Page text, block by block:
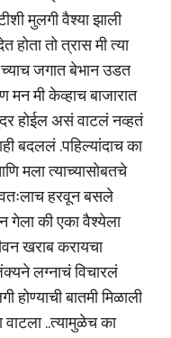
मुलगी वैश्या झाली
होता तो त्रास मी त्या
जगात बेभान उडत
मन मी केव्हाच बाजारात
होईल असं वाटलं नव्हतं
बदललं .पहिल्यांदाच का
मला त्याच्यासोबतचे
हरवून बसले
गेला की एका वैश्येला
खराब करायचा
लग्नाचं विचारलं
बातमी मिळाली
वाटला ..त्यामुळेच का